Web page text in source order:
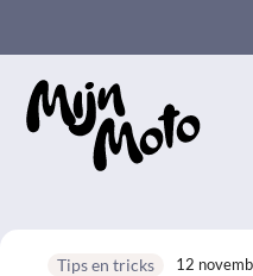
inhoud
Tips en tricks 12